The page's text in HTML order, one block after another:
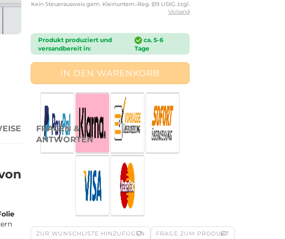
Kein Steuerausweis gem. Kleinuntern.-Reg. §19 UStG zzgl.
Versand
Produkt produziert und
versandbereit in:
ca. 5-6
Tage
ZUR WUNSCHLISTE HINZUFÜGEN FRAGE ZUM PRODUKT
FRAGEN &
ANTWORTEN